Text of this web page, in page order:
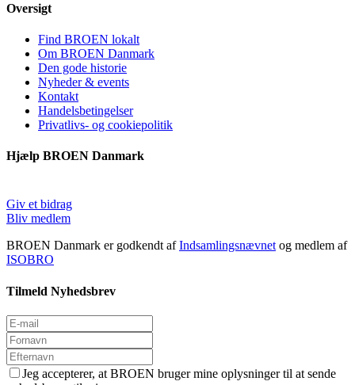
Oversigt
Find BROEN lokalt
Om BROEN Danmark
Den gode historie
Nyheder & events
Kontakt
Handelsbetingelser
Privatlivs- og cookiepolitik
Hjælp BROEN Danmark
Giv et bidrag
Bliv medlem
BROEN Danmark er godkendt afIndsamlingsnævnetog medlem af
ISOBRO
Tilmeld Nyhedsbrev
Jeg accepterer, at BROEN bruger mine oplysninger til at sende